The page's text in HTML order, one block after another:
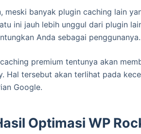
meski banyak plugin caching lain
ini jauh lebih unggul dari plugin
Anda sebagai penggunanya.
premium tentunya akan
Hal tersebut akan terlihat pada
Google.
Optimasi WP